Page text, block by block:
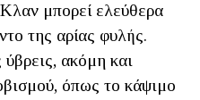
μπορεί ελεύθερα
της αρίας φυλής.
ύβρεις, ακόμη και
όπως το κάψιμο